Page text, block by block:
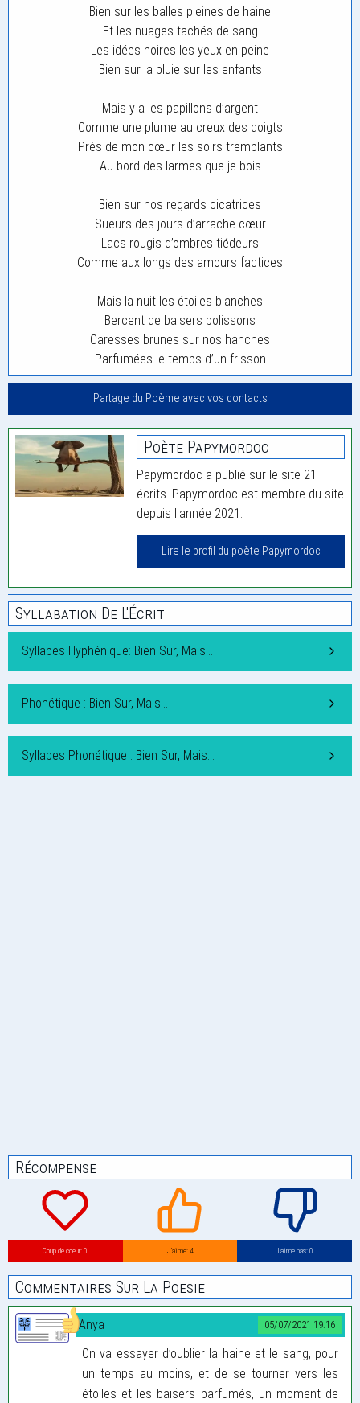
Bien sur les balles pleines de haine
Et les nuages tachés de sang
Les idées noires les yeux en peine
Bien sur la pluie sur les enfants
Mais y a les papillons d’argent
Comme une plume au creux des doigts
Près de mon cœur les soirs tremblants
Au bord des larmes que je bois
Bien sur nos regards cicatrices
Sueurs des jours d’arrache cœur
Lacs rougis d’ombres tiédeurs
Comme aux longs des amours factices
Mais la nuit les étoiles blanches
Bercent de baisers polissons
Caresses brunes sur nos hanches
Parfumées le temps d’un frisson
Partage du Poème avec vos contacts
Poète Papymordoc
Papymordoc a publié sur le site 21
écrits. Papymordoc est membre du site
depuis l'année 2021.
Lire le profil du poète Papymordoc
Syllabation De L'Écrit
Syllabes Hyphénique: Bien Sur, Mais…
Phonétique : Bien Sur, Mais…
Syllabes Phonétique : Bien Sur, Mais…
Récompense
Coup de coeur: 0 J’aime: 4 J’aime pas: 0
Commentaires Sur La Poesie
05/07/2021 19:16
Anya
On va essayer d’oublier la haine et le sang, pour
un temps au moins, et de se tourner vers les
étoiles et les baisers parfumés, un moment de